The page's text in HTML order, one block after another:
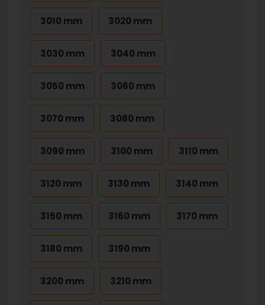
3010 mm 3020 mm
3030 mm 3040 mm
3050 mm 3060 mm
3070 mm 3080 mm
3090 mm 3100 mm 3110 mm
3120 mm 3130 mm 3140 mm
3150 mm 3160 mm 3170 mm
3180 mm 3190 mm
3200 mm 3210 mm